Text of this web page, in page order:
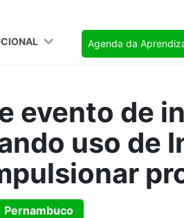
Agenda da
evento de
uso de
Pernambuco